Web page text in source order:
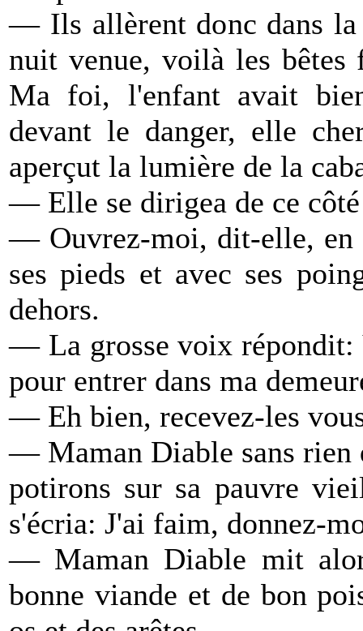
— Ils allèrent donc dans
nuit venue, voilà les bêtes
Ma foi, l'enfant avait
devant le danger, elle
aperçut la lumière de la
— Elle se dirigea de ce
— Ouvrez-moi, dit-elle, en
ses pieds et avec ses
dehors.
— La grosse voix répondit:
pour entrer dans ma
— Eh bien, recevez-les
— Maman Diable sans rien
potirons sur sa pauvre
s'écria: J'ai faim, donnez-
— Maman Diable mit
bonne viande et de bon